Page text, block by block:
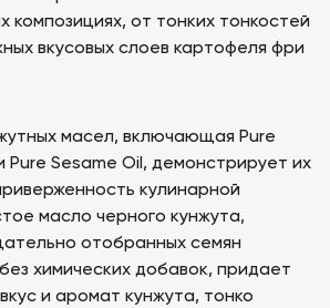
композициях, от тонких тонкостей
вкусовых слоев картофеля фри
масел, включающая Pure
Pure Sesame Oil, демонстрирует их
кулинарной
масло черного кунжута,
отобранных семян
химических добавок, придает
и аромат кунжута, тонко